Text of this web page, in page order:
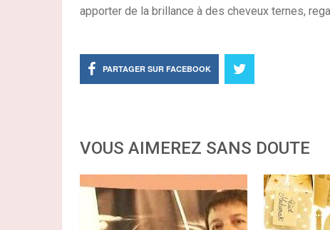
apporter de la brillance à des cheveux ternes,
PARTAGER SUR FACEBOOK
VOUS AIMEREZ SANS DOUTE